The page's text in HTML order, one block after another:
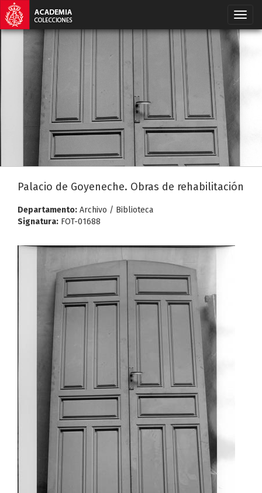
Palacio de Goyeneche. Obras de rehabilitación
Departamento: Archivo / Biblioteca
Signatura: FOT-01688